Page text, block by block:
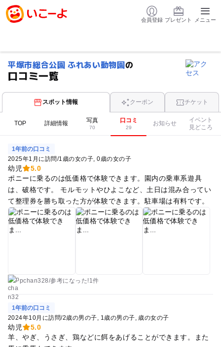
会員登録 プレゼント メニュー
平塚市総合公園 ふれあい動物園の
口コミ一覧
スポット情報 クーポン チケット
TOP 詳細情報 写真
70
口コミ
29
お知らせ
イベント
見どころ
1年前の口コミ
2025年1月に訪問/1歳の女の子 0歳の女の子
幼児
5.0
ポニーに乗るのは低価格で体験できます。園内の乗車系遊具
は、破格です。 モルモットやひよこなど、土日は混み合ってい
て整理券を勝ち取った方が体験できます。駐車場は有料です。
pchan328/参考に なった!1件
1年前の口コミ
2024年10月に訪問/2歳の男の子 1歳の男の子 歳の女の子
幼児
5.0
羊、やぎ、うさぎ、鶏などに餌をあげることができます。また